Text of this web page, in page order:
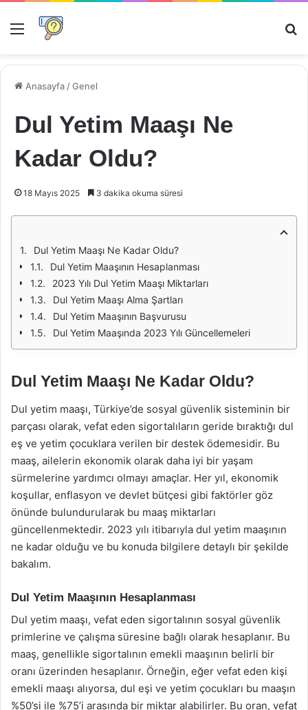
Menü
Anasayfa /Genel
Dul Yetim Maaşı Ne
Kadar Oldu?
18 Mayıs 2025 3 dakika okuma süresi
Dul Yetim Maaşı Ne Kadar Oldu?
Dul Yetim Maaşının Hesaplanması
2023 Yılı Dul Yetim Maaşı Miktarları
Dul Yetim Maaşı Alma Şartları
Dul Yetim Maaşının Başvurusu
Dul Yetim Maaşında 2023 Yılı Güncellemeleri
Dul Yetim Maaşı Ne Kadar Oldu?
Dul yetim maaşı, Türkiye’de sosyal güvenlik sisteminin bir
parçası olarak, vefat eden sigortalıların geride bıraktığı dul
eş ve yetim çocuklara verilen bir destek ödemesidir. Bu
maaş, ailelerin ekonomik olarak daha iyi bir yaşam
sürmelerine yardımcı olmayı amaçlar. Her yıl, ekonomik
koşullar, enflasyon ve devlet bütçesi gibi faktörler göz
önünde bulundurularak bu maaş miktarları
güncellenmektedir. 2023 yılı itibarıyla dul yetim maaşının
ne kadar olduğu ve bu konuda bilgilere detaylı bir şekilde
bakalım.
Dul Yetim Maaşının Hesaplanması
Dul yetim maaşı, vefat eden sigortalının sosyal güvenlik
primlerine ve çalışma süresine bağlı olarak hesaplanır. Bu
maaş, genellikle sigortalının emekli maaşının belirli bir
oranı üzerinden hesaplanır. Örneğin, eğer vefat eden kişi
emekli maaşı alıyorsa, dul eşi ve yetim çocukları bu maaşın
%50’si ile %75’i arasında bir miktar alabilirler. Bu oran, vefat